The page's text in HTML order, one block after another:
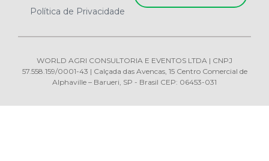
Política de Privacidade
WORLD AGRI CONSULTORIA E EVENTOS LTDA | CNPJ
57.558.159/0001-43 | Calçada das Avencas, 15 Centro Comercial de
Alphaville – Barueri, SP - Brasil CEP: 06453-031